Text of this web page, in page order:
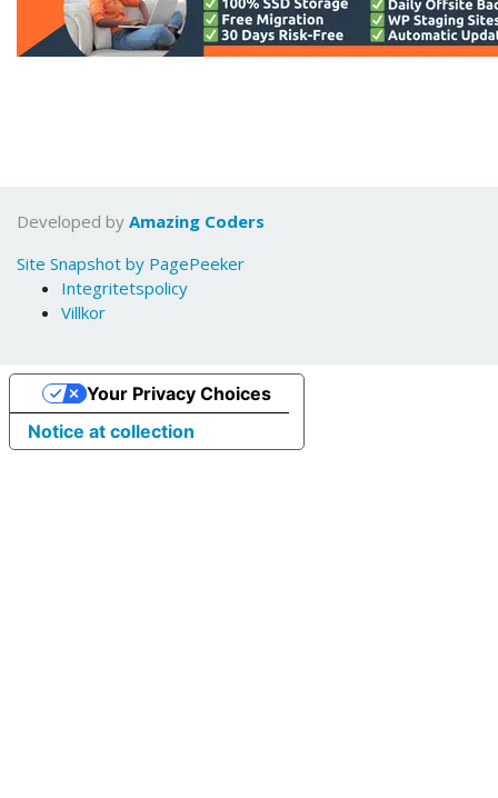
Developed by Amazing Coders
Site Snapshot by PagePeeker
Integritetspolicy
Villkor
Notice at collection
Your Privacy Choices